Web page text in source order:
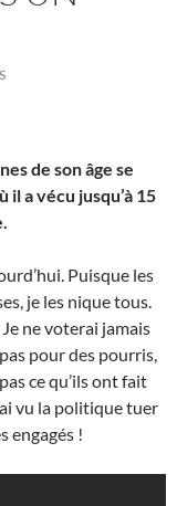
de son âge se
a vécu jusqu’à 15
Puisque les
je les nique tous.
ne voterai jamais
pour des pourris,
ce qu’ils ont fait
vu la politique tuer
engagés !